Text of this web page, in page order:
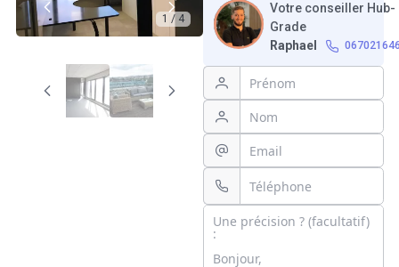
1 / 4
Votre conseiller Hub-
Grade
Raphael